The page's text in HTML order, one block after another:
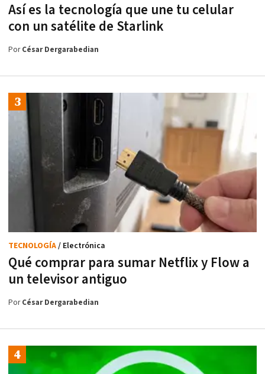
Así es la tecnología que une tu celular
con un satélite de Starlink
PorCésar Dergarabedian
Qué comprar para sumar Netflix y Flow a
un televisor antiguo
TECNOLOGÍA/ Electrónica
PorCésar Dergarabedian